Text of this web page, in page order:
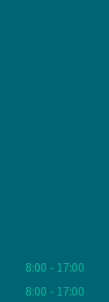
8:00 - 17:00
8:00 - 17:00